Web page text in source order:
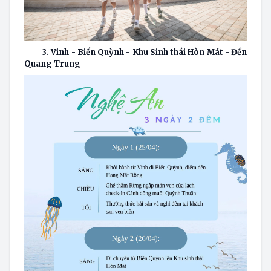
3. Vinh - Biển Quỳnh - Khu Sinh thái Hòn Mát - Đền
Quang Trung